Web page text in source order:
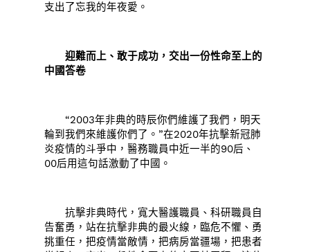
支出了忘我的年夜愛。
迎難而上、敢于成功，交出一份性命至上的
中國答卷
“2003年非典的時辰你們維護了我們，明天
輪到我們來維護你們了。”在2020年抗擊新冠肺
炎疫情的斗爭中，醫務職員中近一半的90后、
00后用這句話激動了中國。
抗擊非典時代，寬大醫護職員、科研職員自
告奮勇，站在抗擊非典的最火線，臨危不懼、勇
挑重任，把疫情當敵情，把病房當疆場，把患者